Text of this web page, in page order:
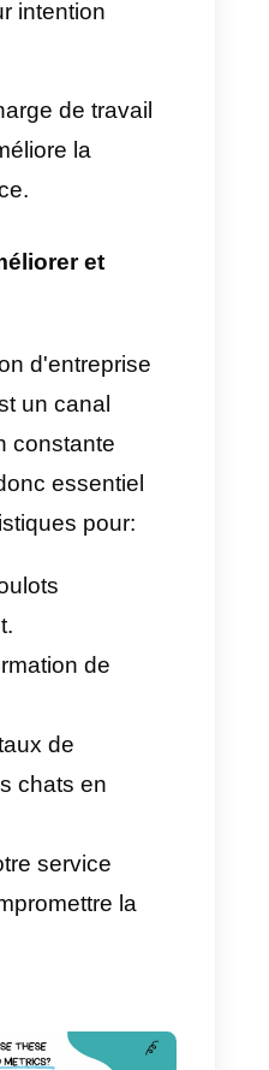
tableau de bord
avantages
contact moderne
d'un tableau de
réel, où vous
ouvertes,
en attente.
réponse moyen par
plus actifs.
des
canal, étiquettes
par exemple,